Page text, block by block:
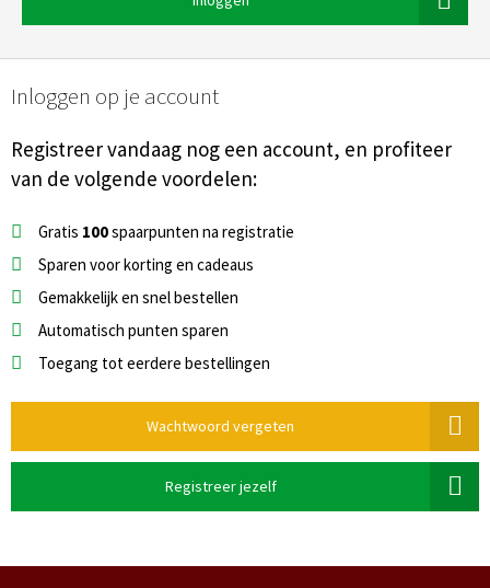
Inloggen op je account
Registreer vandaag nog een account, en profiteer
van de volgende voordelen:
Gratis 100spaarpunten na registratie
Sparen voor korting en cadeaus
Gemakkelijk en snel bestellen
Automatisch punten sparen
Toegang tot eerdere bestellingen
Wachtwoord vergeten
Registreer jezelf